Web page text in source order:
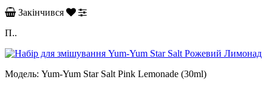
Закінчився
П..
Модель: Yum-Yum Star Salt Pink Lemonade (30ml)